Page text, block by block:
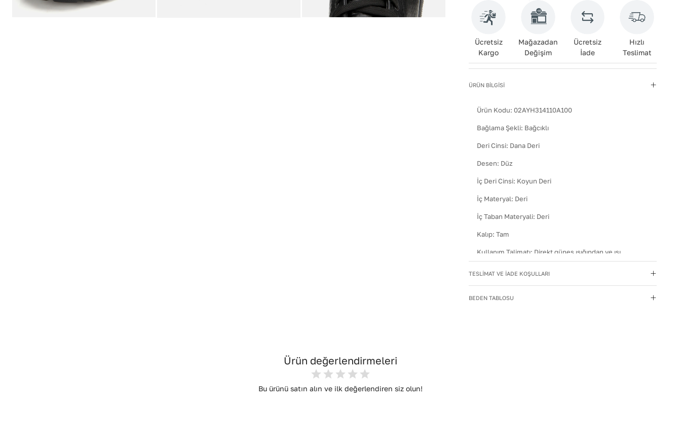
Ücretsiz
Kargo
Mağazadan
Değişim
Ücretsiz
İade
Hızlı
Teslimat
ÜRÜN BİLGİSİ
Ürün Kodu:02AYH314110A100
Bağlama Şekli: Bağcıklı
Deri Cinsi: Dana Deri
Desen: Düz
İç Deri Cinsi: Koyun Deri
İç Materyal: Deri
İç Taban Materyali: Deri
Kalıp:Tam
Kullanım Talimatı: Direkt güneş ışığından ve ısı
kaynaklarından uzak tutun.
Hakiki Deri
Menşei:Türkiye
TESLİMAT VE İADE KOŞULLARI
BEDEN TABLOSU
Ürün değerlendirmeleri
Bu ürünü satın alın ve ilk değerlendiren siz olun!